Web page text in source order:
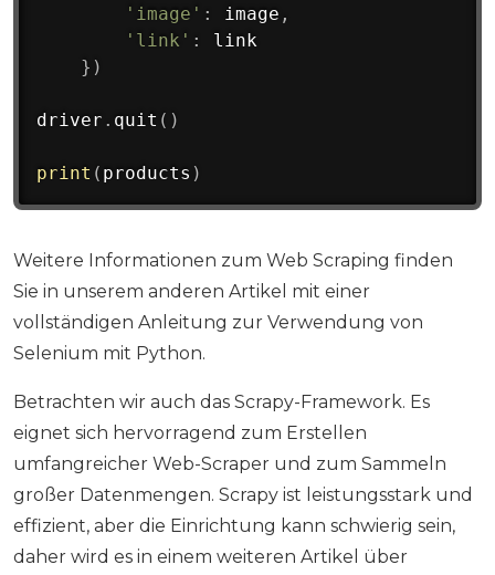
'image' : image ,
'link' :
link
} )
driver . quit ( )
print ( products )
Weitere Informationen zum Web Scraping finden
Sie in unserem anderen Artikel mit einer
vollständigen Anleitung zur Verwendung von
Selenium mit Python.
Betrachten wir auch das Scrapy-Framework. Es
eignet sich hervorragend zum Erstellen
umfangreicher Web-Scraper und zum Sammeln
großer Datenmengen. Scrapy ist leistungsstark und
effizient, aber die Einrichtung kann schwierig sein,
daher wird es in einem weiteren Artikel über